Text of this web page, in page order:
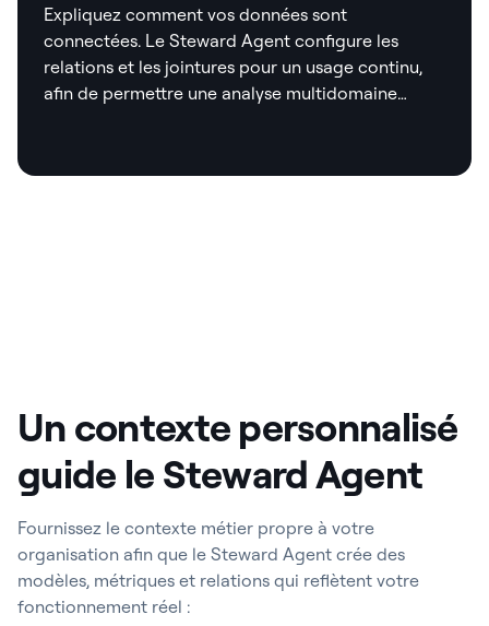
Expliquez comment vos données sont
connectées. Le Steward Agent configure les
relations et les jointures pour un usage continu,
afin de permettre une analyse multidomaine
Un contexte personnalisé
guide le Steward Agent
Fournissez le contexte métier propre à votre
organisation afin que le Steward Agent crée des
modèles, métriques et relations qui reflètent votre
fonctionnement réel :